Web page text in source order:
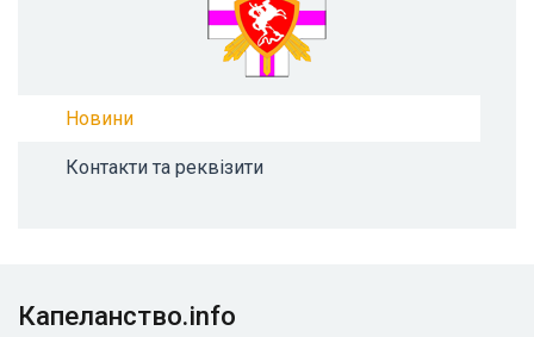
Новини
Контакти та реквізити
Капеланство.info